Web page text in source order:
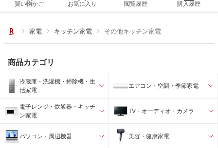
買い物かご お気に入り 閲覧履歴 購入履歴
家電 キッチン家電 その他キッチン家電
商品カテゴリ
冷蔵庫・洗濯機・掃除機・生
活家電
エアコン・空調・季節家電
電子レンジ・炊飯器・キッチ
ン家電
TV・オーディオ・カメラ
パソコン・周辺機器 美容・健康家電